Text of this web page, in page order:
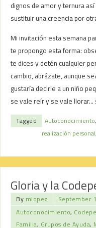
dignos de amor y ternura
sustituir una creencia por
Mi invitación esta semana
te propongo esta forma:
te dices y detén cualquier
cambio, abrázate, aunque
gustaría decirle a un niño
se vale reír y se vale
Tagged Autoconocimiento,
realización personal,
Gloria y la
By mlopez
September
Autoconocimiento,
Familia, Grupos de Ayuda,